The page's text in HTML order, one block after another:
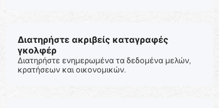
Διατηρήστε ακριβείς καταγραφές
γκολφέρ
Διατηρήστε ενημερωμένα τα δεδομένα μελών,
κρατήσεων και οικονομικών.